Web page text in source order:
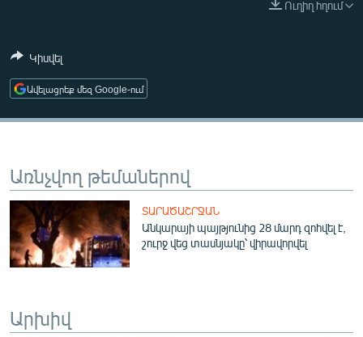
ՄԵԿՆԱԲԱՆՈՒԹՅՈՒՆ
ԱՐԽԻՎ
ՏԵՍԱՆՅՈՒԹԵՐ
ԲԱՆԱՎԵՃ
Ուղիղ հղում
Կիսվել
Ավելացրեք մեզ Google-ում
Առնչվող թեմաներով
ՏԱՐԱԾԱՇՐՋԱՆ
Անկարայի պայթյունից 28 մարդ զոհվել է,
շուրջ վեց տասնյակը՝ վիրավորվել
Արխիվ